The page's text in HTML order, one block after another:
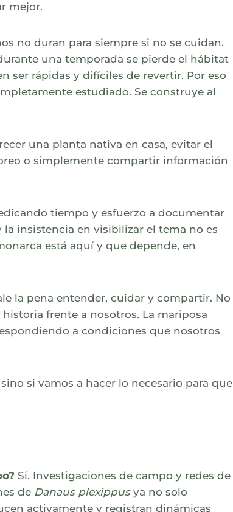
mejor.
no duran para siempre si no se cuidan.
una temporada se pierde el hábitat
ser rápidas y difíciles de revertir. Por eso
estudiado. Se construye al
una planta nativa en casa, evitar el
o simplemente compartir información
tiempo y esfuerzo a documentar
insistencia en visibilizar el tema no es
está aquí y que depende, en
la pena entender, cuidar y compartir. No
frente a nosotros. La mariposa
a condiciones que nosotros
si vamos a hacer lo necesario para que
Sí. Investigaciones de campo y redes de
de Danaus plexippusya no solo
activamente y registran dinámicas